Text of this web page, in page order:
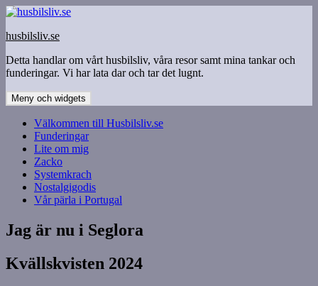
Hoppa
innehåll
husbilsliv.se
Detta handlar om vårt husbilsliv, våra resor samt mina tankar och
funderingar. Vi har lata dar och tar det lugnt.
Meny och widgets
Välkommen till Husbilsliv.se
Funderingar
Lite om mig
Zacko
Systemkrach
Nostalgigodis
Vår pärla i Portugal
Jag är nu i Seglora
Kvällskvisten 2024